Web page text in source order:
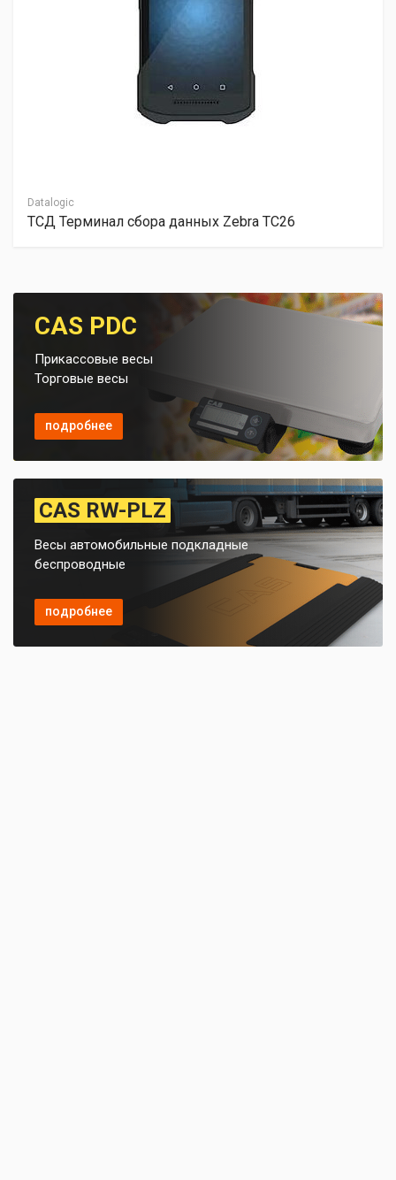
Datalogic
ТСД Терминал сбора данных Zebra TC26
CAS PDC
Прикассовые весы
Торговые весы
подробнее
CAS RW-PLZ
Весы автомобильные подкладные
беспроводные
подробнее